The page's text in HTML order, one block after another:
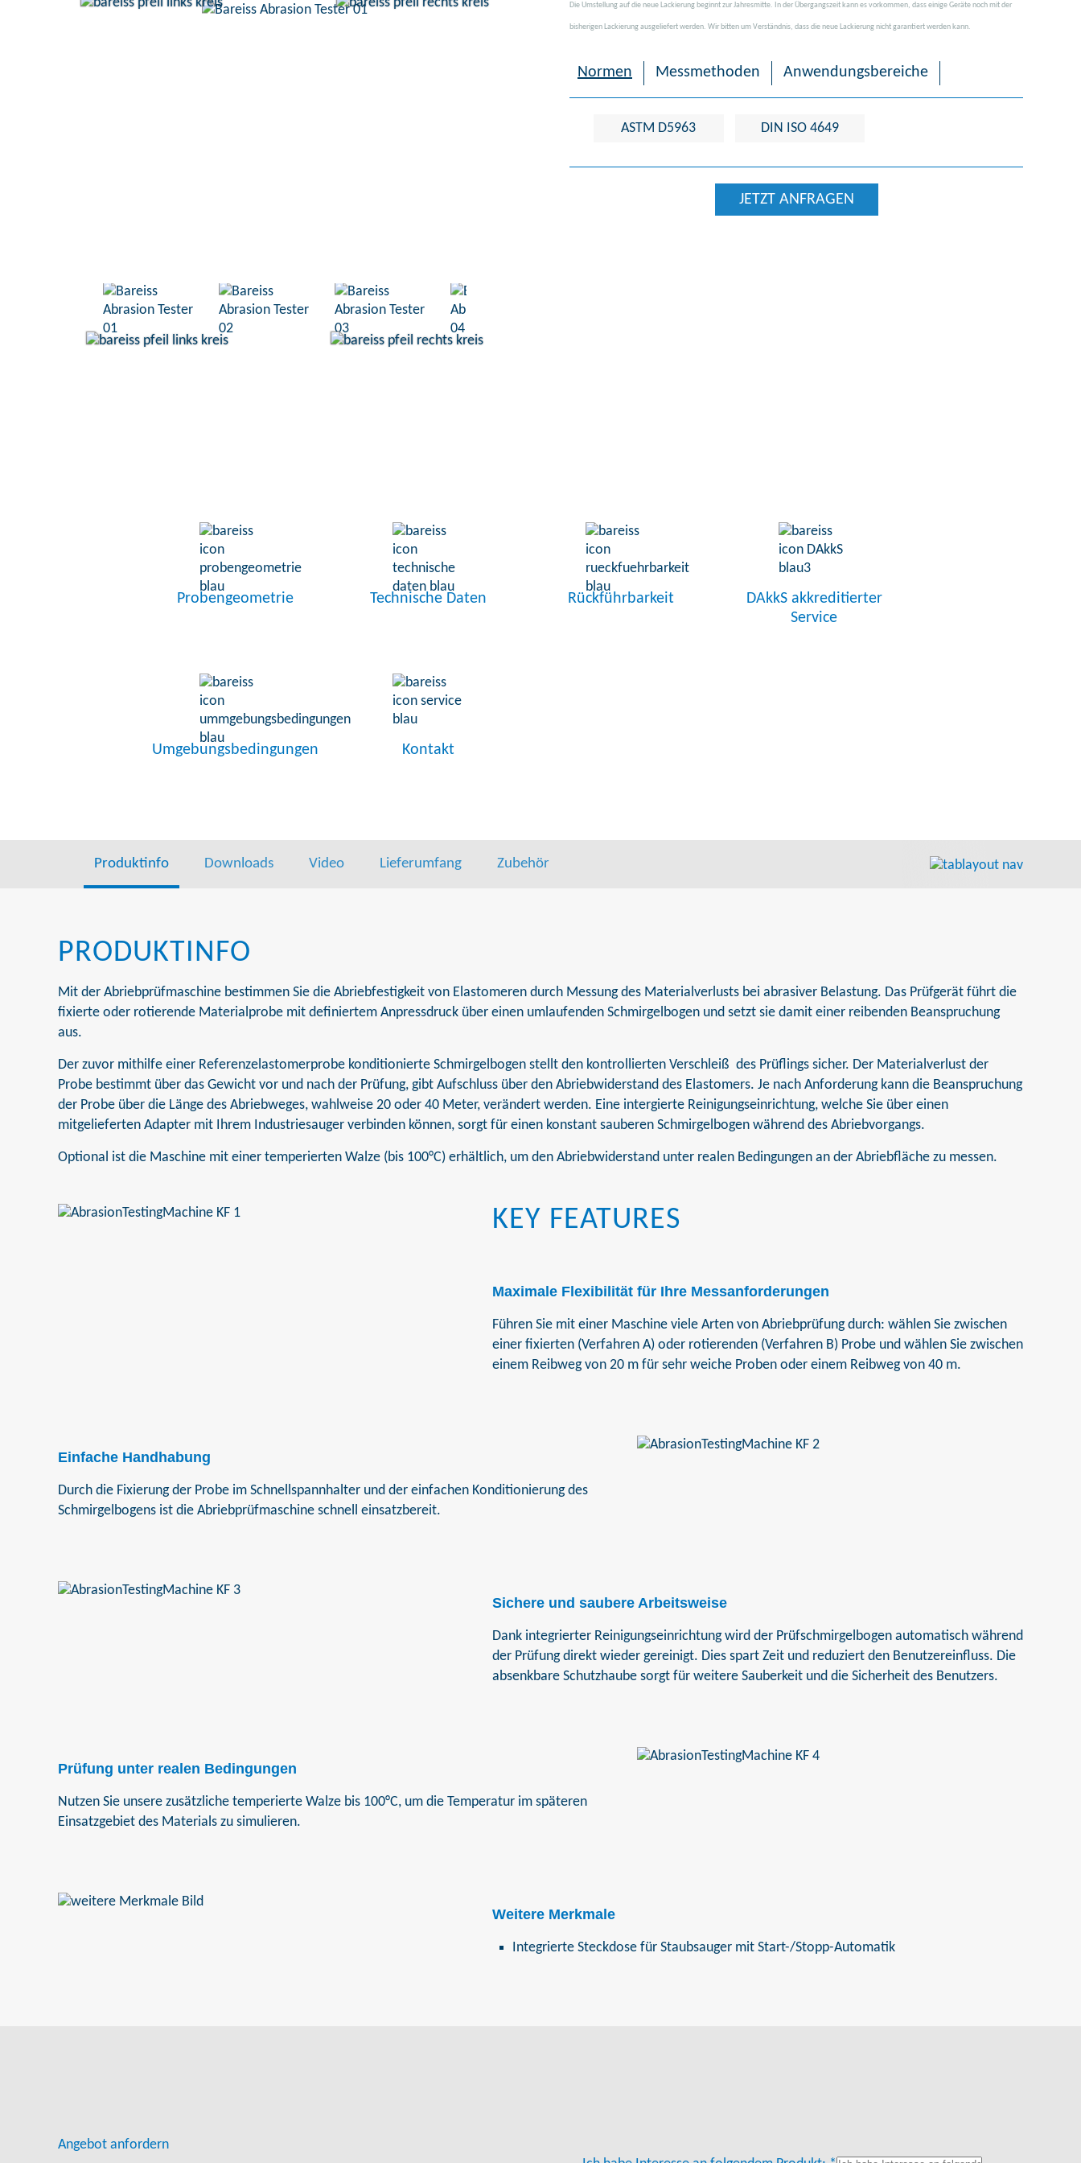
Die Umstellung auf die neue Lackierung beginnt zur Jahresmitte. In der Übergangszeit kann es vorkommen, dass einige Geräte noch mit der
bisherigen Lackierung ausgeliefert werden. Wir bitten um Verständnis, dass die neue Lackierung nicht garantiert werden kann.
Normen Messmethoden Anwendungsbereiche
ASTM D5963 DIN ISO 4649
JETZT ANFRAGEN
Probengeometrie Technische Daten Rückführbarkeit
DAkkS akkreditierter
Service
Umgebungsbedingungen Kontakt
Produktinfo Downloads Video Lieferumfang Zubehör
PRODUKTINFO
Mit der Abriebprüfmaschine bestimmen Sie die Abriebfestigkeit von Elastomeren durch Messung des Materialverlusts bei abrasiver Belastung. Das Prüfgerät führt die
fixierte oder rotierende Materialprobe mit definiertem Anpressdruck über einen umlaufenden Schmirgelbogen und setzt sie damit einer reibenden Beanspruchung
aus.
Der zuvor mithilfe einer Referenzelastomerprobe konditionierte Schmirgelbogen stellt den kontrollierten Verschleiß des Prüflings sicher. Der Materialverlust der
Probe bestimmt über das Gewicht vor und nach der Prüfung, gibt Aufschluss über den Abriebwiderstand des Elastomers. Je nach Anforderung kann die Beanspruchung
der Probe über die Länge des Abriebweges, wahlweise 20 oder 40 Meter, verändert werden. Eine intergierte Reinigungseinrichtung, welche Sie über einen
mitgelieferten Adapter mit Ihrem Industriesauger verbinden können, sorgt für einen konstant sauberen Schmirgelbogen während des Abriebvorgangs.
Optional ist die Maschine mit einer temperierten Walze (bis 100°C) erhältlich, um den Abriebwiderstand unter realen Bedingungen an der Abriebfläche zu messen.
KEY FEATURES
Maximale Flexibilität für Ihre Messanforderungen
Führen Sie mit einer Maschine viele Arten von Abriebprüfung durch: wählen Sie zwischen
einer fixierten (Verfahren A) oder rotierenden (Verfahren B) Probe und wählen Sie zwischen
einem Reibweg von 20 m für sehr weiche Proben oder einem Reibweg von 40 m.
Einfache Handhabung
Durch die Fixierung der Probe im Schnellspannhalter und der einfachen Konditionierung des
Schmirgelbogens ist die Abriebprüfmaschine schnell einsatzbereit.
Sichere und saubere Arbeitsweise
Dank integrierter Reinigungseinrichtung wird der Prüfschmirgelbogen automatisch während
der Prüfung direkt wieder gereinigt. Dies spart Zeit und reduziert den Benutzereinfluss. Die
absenkbare Schutzhaube sorgt für weitere Sauberkeit und die Sicherheit des Benutzers.
Prüfung unter realen Bedingungen
Nutzen Sie unsere zusätzliche temperierte Walze bis 100°C, um die Temperatur im späteren
Einsatzgebiet des Materials zu simulieren.
Weitere Merkmale
Integrierte Steckdose für Staubsauger mit Start-/Stopp-Automatik
Angebot anfordern